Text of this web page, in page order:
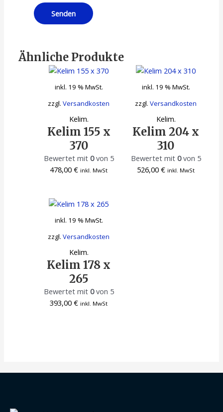
Ähnliche Produkte
inkl. 19 % MwSt.
zzgl.Versandkosten
Kelim.
Kelim 155 x
370
Bewertet mit 0von 5
478,00€ inkl. MwSt
inkl. 19 % MwSt.
zzgl.Versandkosten
Kelim.
Kelim 204 x
310
Bewertet mit 0von 5
526,00€ inkl. MwSt
inkl. 19 % MwSt.
zzgl.Versandkosten
Kelim.
Kelim 178 x
265
Bewertet mit 0von 5
393,00€ inkl. MwSt